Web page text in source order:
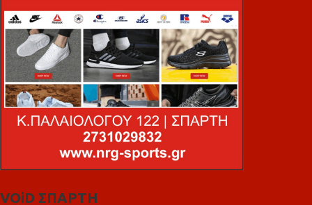
VOiD ΣΠΑΡΤΗ